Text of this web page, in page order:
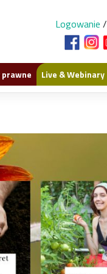
Logowanie /
prawne Live & Webinary